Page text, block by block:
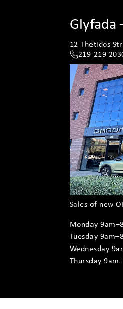
Glyfada
12 Thetidos
219 219
Sales of new
Monday
Tuesday
Wednesday
Thursday